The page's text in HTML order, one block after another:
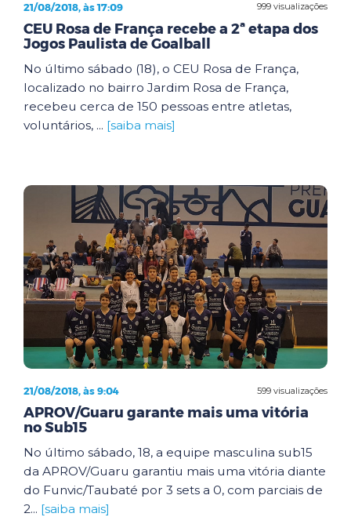
999 visualizações
21/08/2018, às 17:09
CEU Rosa de França recebe a 2ª etapa dos
Jogos Paulista de Goalball
No último sábado (18), o CEU Rosa de França,
localizado no bairro Jardim Rosa de França,
recebeu cerca de 150 pessoas entre atletas,
voluntários, ... [saiba mais]
599 visualizações
21/08/2018, às 9:04
APROV/Guaru garante mais uma vitória
no Sub15
No último sábado, 18, a equipe masculina sub15
da APROV/Guaru garantiu mais uma vitória diante
do Funvic/Taubaté por 3 sets a 0, com parciais de
2... [saiba mais]